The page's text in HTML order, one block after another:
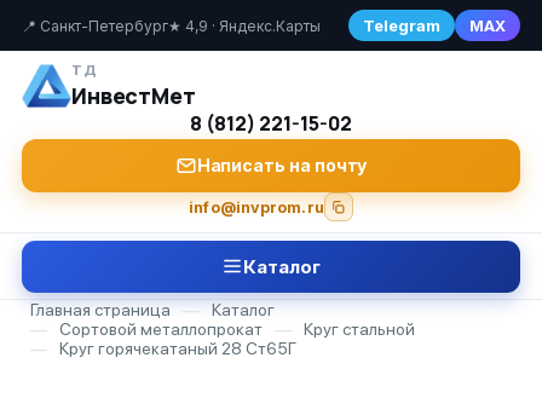
📍 Санкт-Петербург★ 4,9 · Яндекс.Карты Telegram MAX
ТД
ИнвестМет
8 (812) 221-15-02
Написать на почту
info@invprom.ru
Каталог
Главная страница —
Каталог
—
Сортовой металлопрокат —
Круг стальной
—
Круг горячекатаный 28 Ст65Г